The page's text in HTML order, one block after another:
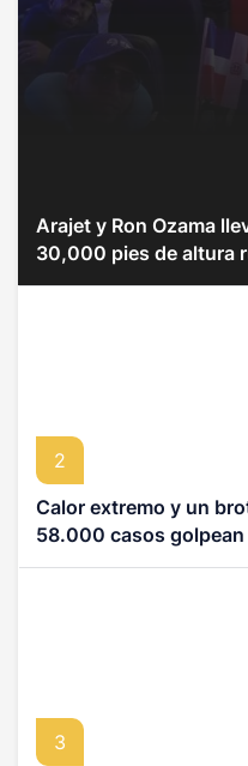
Arajet y Ron Ozama
30,000 pies de altura
Parade
2
Calor extremo y un
58.000 casos golpean
3